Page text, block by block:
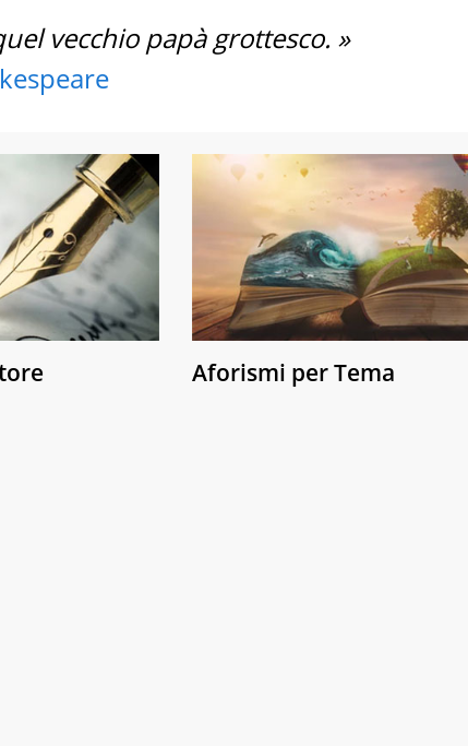
vecchio papà grottesco. »
Aforismi per Tema